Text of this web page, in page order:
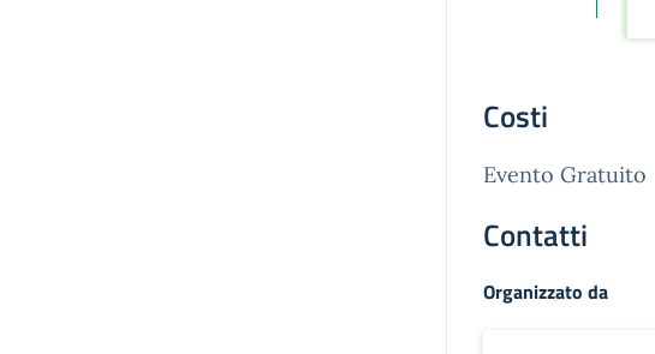
Costi
Evento Gratuito
Contatti
Organizzato da